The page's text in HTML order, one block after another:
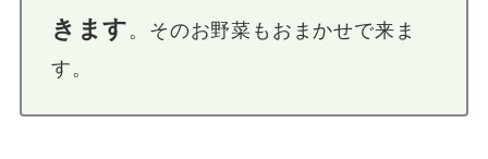
きます 。そのお野菜もおまかせで来ま
す。